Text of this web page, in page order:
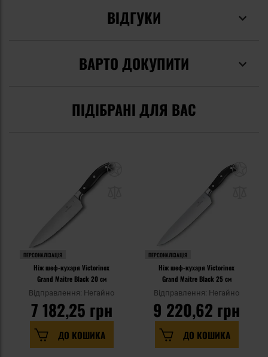
ВІДГУКИ
ВАРТО ДОКУПИТИ
ПІДІБРАНІ ДЛЯ ВАС
ПЕРСОНАЛІЗАЦІЯ
Ніж шеф-кухаря Victorinox
Grand Maitre Black 20 см
Відправлення: Негайно
7 182,25 грн
ДО КОШИКА
ПЕРСОНАЛІЗАЦІЯ
Ніж шеф-кухаря Victorinox
Grand Maitre Black 25 см
Відправлення: Негайно
9 220,62 грн
ДО КОШИКА